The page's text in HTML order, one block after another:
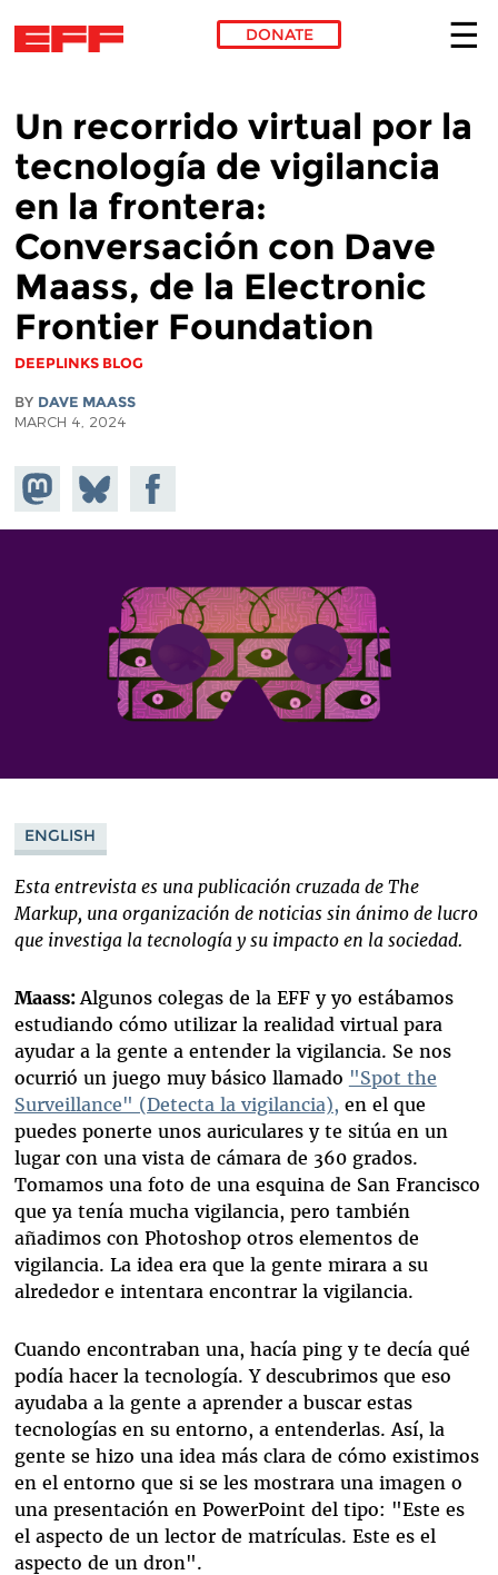
DONATE
Un recorrido virtual por la
tecnología de vigilancia
en la frontera:
Conversación con Dave
Maass, de la Electronic
Frontier Foundation
DEEPLINKS BLOG
BY DAVE MAASS
MARCH 4, 2024
Share on
Mastodon
Share
on
Bluesky
Share on
Facebook
ENGLISH
Esta entrevista es una publicación cruzada de The
Markup, una organización de noticias sin ánimo de lucro
que investiga la tecnología y su impacto en la sociedad.
Maass: Algunos colegas de la EFF y yo estábamos
estudiando cómo utilizar la realidad virtual para
ayudar a la gente a entender la vigilancia. Se nos
ocurrió un juego muy básico llamado "Spot the
Surveillance" (Detecta la vigilancia), en el que
puedes ponerte unos auriculares y te sitúa en un
lugar con una vista de cámara de 360 grados.
Tomamos una foto de una esquina de San Francisco
que ya tenía mucha vigilancia, pero también
añadimos con Photoshop otros elementos de
vigilancia. La idea era que la gente mirara a su
alrededor e intentara encontrar la vigilancia.
Cuando encontraban una, hacía ping y te decía qué
podía hacer la tecnología. Y descubrimos que eso
ayudaba a la gente a aprender a buscar estas
tecnologías en su entorno, a entenderlas. Así, la
gente se hizo una idea más clara de cómo existimos
en el entorno que si se les mostrara una imagen o
una presentación en PowerPoint del tipo: "Este es
el aspecto de un lector de matrículas. Este es el
aspecto de un dron".